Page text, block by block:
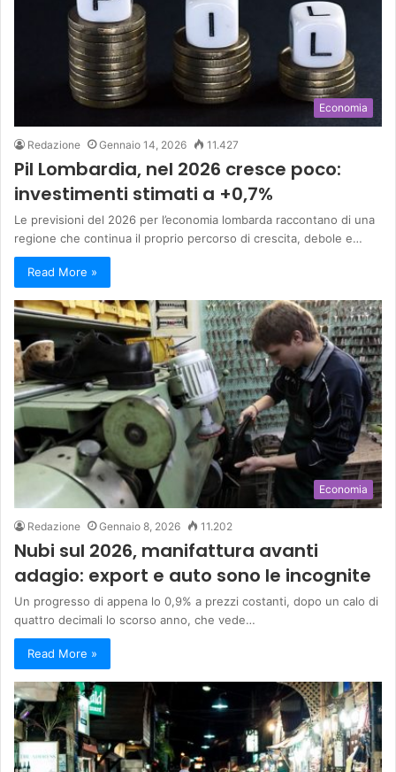
Economia
Redazione Gennaio 14, 2026 11.427
Pil Lombardia, nel 2026 cresce poco:
investimenti stimati a +0,7%
Le previsioni del 2026 per l’economia lombarda raccontano di una
regione che continua il proprio percorso di crescita, debole e…
Read More »
Economia
Redazione Gennaio 8, 2026 11.202
Nubi sul 2026, manifattura avanti
adagio: export e auto sono le incognite
Un progresso di appena lo 0,9% a prezzi costanti, dopo un calo di
quattro decimali lo scorso anno, che vede…
Read More »